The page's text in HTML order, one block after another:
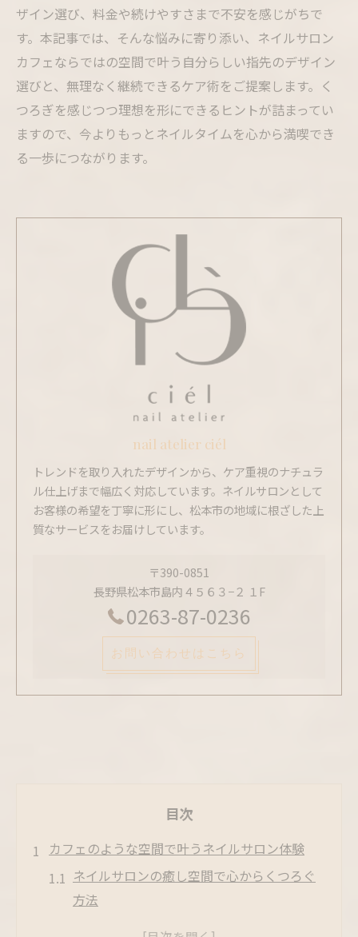
ザイン選び、料金や続けやすさまで不安を感じがちで
す。本記事では、そんな悩みに寄り添い、ネイルサロン
カフェならではの空間で叶う自分らしい指先のデザイン
選びと、無理なく継続できるケア術をご提案します。く
つろぎを感じつつ理想を形にできるヒントが詰まってい
ますので、今よりもっとネイルタイムを心から満喫でき
る一歩につながります。
nail atelier ciél
トレンドを取り入れたデザインから、ケア重視のナチュラ
ル仕上げまで幅広く対応しています。ネイルサロンとして
お客様の希望を丁寧に形にし、松本市の地域に根ざした上
質なサービスをお届けしています。
〒390-0851
長野県松本市島内４５６３−２ １F
0263-87-0236
お問い合わせはこちら
目次
カフェのような空間で叶うネイルサロン体験
ネイルサロンの癒し空間で心からくつろぐ
方法
ネイルサロン カフェ併設の魅力に注目しよ